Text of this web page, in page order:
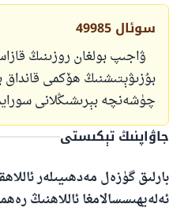
سوئال 49985
ۋاجىپ بولغان روزىنىڭ
بۇزىۋېتىشنىڭ ھۆكمى قانداق
چۈشەنچە بېرىشىڭلانى
جاۋاپنىڭ تېكىستى
بارلىق گۈزەل مەدھىيىلەر
ئەلەيھىسسالامغا ئاللاھنىڭ